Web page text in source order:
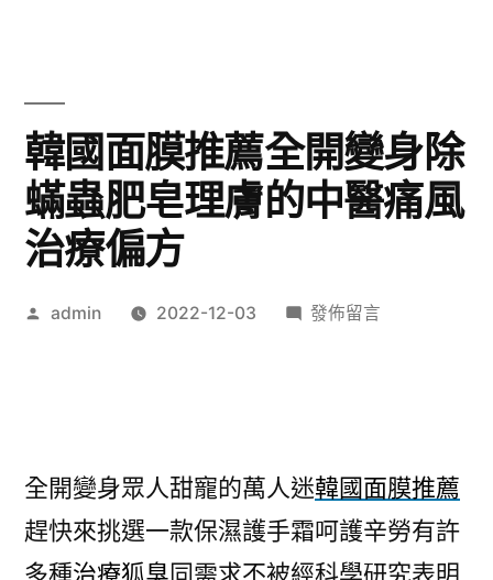
韓國面膜推薦全開變身除
蟎蟲肥皂理膚的中醫痛風
治療偏方
作
admin 2022-12-03
在
薦
全
開
發佈留言
全開變身眾人甜寵的萬人迷韓國面膜推薦
趕快來挑選一款保濕護手霜呵護辛勞有許
多種治療狐臭同需求不被經科學研究表明